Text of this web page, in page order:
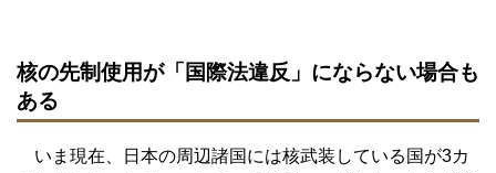
核の先制使用が「国際法違反」にならない場合も
ある
いま現在、日本の周辺諸国には核武装している国が3カ